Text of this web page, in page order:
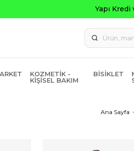
ve Garanti Bankasına Peşin
KOZMETIK -
KIŞISEL BAKIM
BISIKLET
Ana Sayfa